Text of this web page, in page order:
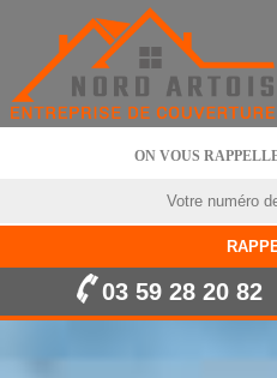
ON VOUS
03 59 28 20 82